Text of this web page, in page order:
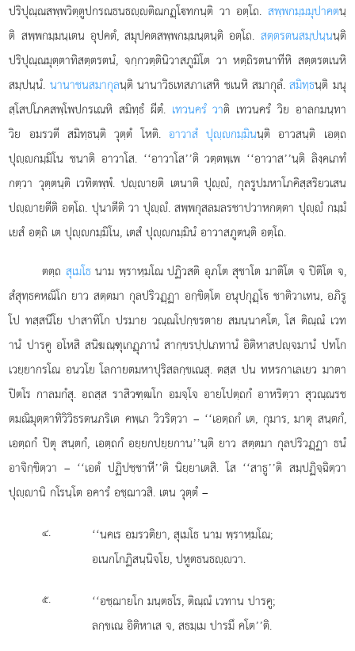
ปริปุณฺณสพฺพวิตฺตูปกรณธนธฺติณกฏฺโทกนฺติ วา อตฺโถ. สพฺพกมฺมมุปาคตนฺ
ติ สพฺพกมฺมนฺเตน อุปคตํ, สมุปคตสพฺพกมฺมนฺตนฺติ อตฺโถ. สตฺตรตนสมฺปนฺนนฺติ
ปริปุณฺณมุตฺตาทิสตฺตรตนํ, จกฺกวตฺตินิวาสภูมิโต วา หตฺถิรตนาทีหิ สตฺตรตเนหิ
สมฺปนฺนํ. นานาชนสมากุลนฺติ นานาวิธเทสภาเสหิ ชเนหิ สมากุลํ.สมิทฺธนฺติ มนุ
สฺโสปโภคสพฺโพปกรเณหิ สมิทฺธํ ผีตํ. เทวนครํ วาติ เทวนครํ วิย อาลกมนฺทา
วิย อมรวตี สมิทฺธนฺติ วุตฺตํ โหติ. อาวาสํ ปุฺกมฺมินนฺติ อาวสนฺติ เอตฺถ
ปุฺกมฺมิโน ชนาติ อาวาโส. ‘‘อาวาโส’’ติ วตฺตพฺเพ ‘‘อาวาส’’นฺติ ลิงฺคเภทํ
กตฺวา วุตฺตนฺติ เวทิตพฺพํ. ปฺายติ เตนาติ ปุฺํ, กุลรูปมหาโภคิสฺสริยวเสน
ปฺายตีติ อตฺโถ. ปุนาตีติ วา ปุฺํ. สพฺพกุสลมลรชาปวาหกตฺตา ปุฺํ กมฺมํ
เยสํ อตฺถิ เต ปุฺกมฺมิโน, เตสํ ปุฺกมฺมินํ อาวาสภูตนฺติ อตฺโถ.
ตตฺถ สุเมโธนาม พฺราหฺมโณ ปฏิวสติ อุภโต สุชาโต มาติโต จ ปิติโต จ,
สํสุทฺธคหณิโก ยาว สตฺตมา กุลปริวฏฺฏา อกฺขิตฺโต อนุปกุฏฺโ ชาติวาเทน, อภิรู
โป ทสฺสนีโย ปาสาทิโก ปรมาย วณฺณโปกฺขรตาย สมนฺนาคโต, โส ติณฺณํ เวท
านํ ปารคู อโหสิ สนิฆณฺฑุเกฏุภานํ สากฺขรปฺปเภทานํ อิติหาสปฺจมานํ ปทโก
เวยฺยากรโณ อนวโย โลกายตมหาปุริสลกฺขเณสุ. ตสฺส ปน ทหรกาเลเยว มาตา
ปิตโร กาลมกํสุ. อถสฺส ราสิวฑฺฒโก อมจฺโจ อายโปตฺถกํ อาหริตฺวา สุวณฺณรช
ตมณิมุตฺตาทิวิวิธรตนภริเต คพฺเภ วิวริตฺวา – ‘‘เอตฺถกํ เต, กุมาร, มาตุ สนฺตกํ,
เอตฺถกํ ปิตุ สนฺตกํ, เอตฺถกํ อยฺยกปยฺยกาน’’นฺติ ยาว สตฺตมา กุลปริวฏฺฏา ธนํ
อาจิกฺขิตฺวา – ‘‘เอตํ ปฏิปชฺชาหี’’ติ นิยฺยาเตสิ. โส ‘‘สาธู’’ติ สมฺปฏิจฺฉิตฺวา
ปุฺานิ กโรนฺโต อคารํ อชฺฌาวสิ. เตน วุตฺตํ –
๔. ‘‘นคเร อมรวติยา, สุเมโธ นาม พฺราหฺมโณ;
อเนกโกฏิสนฺนิจโย, ปหูตธนธฺวา.
๕.
‘‘อชฺฌายโก มนฺตธโร, ติณฺณํ เวทาน ปารคู;
ลกฺขเณ อิติหาเส จ, สธมฺเม ปารมึ คโต’’ติ.